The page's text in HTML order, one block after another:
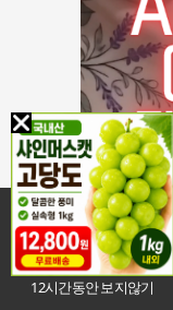
공지사항 문의 및 신고
홈 로그인
12시간동안 보지않기